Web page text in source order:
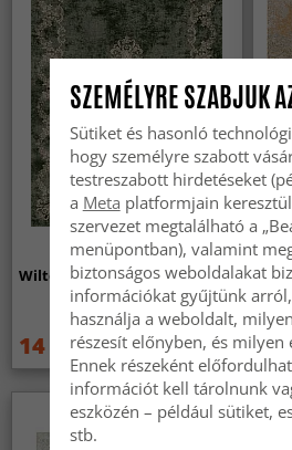
Wilton szőnyeg - Taknis (zöld)
14 959 Ft 19 949 Ft
SZEMÉLYRE SZABJUK
Sütiket és hasonló
hogy személyre szabott
testreszabott hirdetéseket
a Meta platformjain keresztül
szervezet megtalálható a
menüpontban), valamint
biztonságos weboldalakat
információkat gyűjtünk
használja a weboldalt,
részesít előnyben, és milyen
Ennek részeként
információt kell tárolnunk
eszközén – például sütiket,
stb.